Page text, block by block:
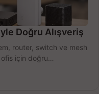
Doğru Alışveriş
router, switch ve mesh
için doğru